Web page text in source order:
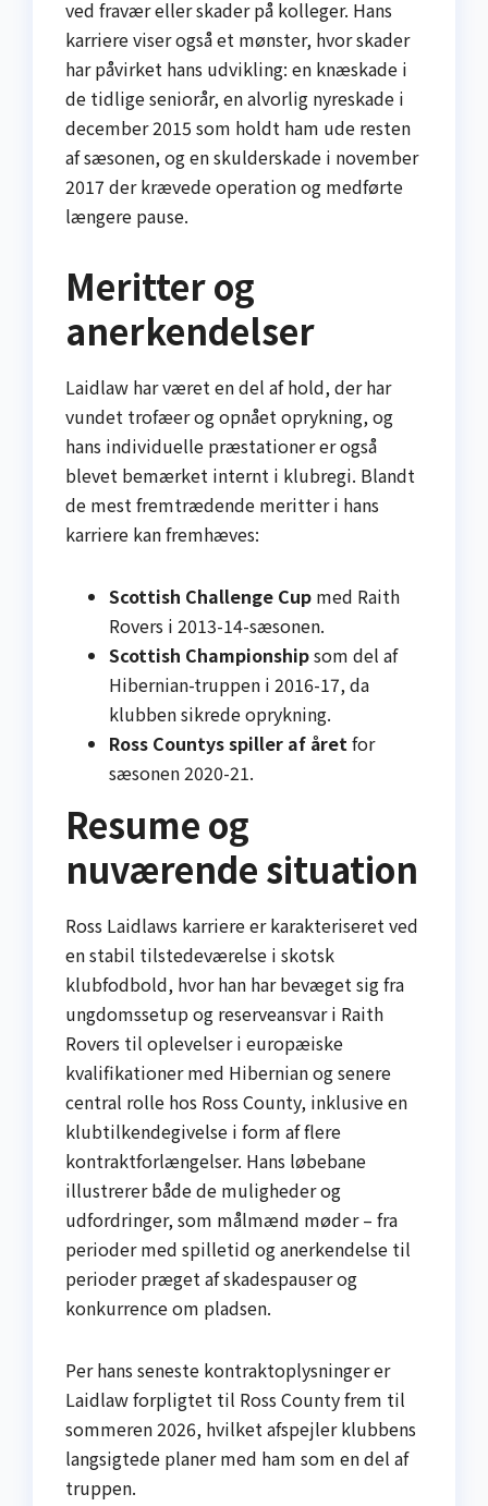
ved fravær eller skader på kolleger. Hans
karriere viser også et mønster, hvor skader
har påvirket hans udvikling: en knæskade i
de tidlige seniorår, en alvorlig nyreskade i
december 2015 som holdt ham ude resten
af sæsonen, og en skulderskade i november
2017 der krævede operation og medførte
længere pause.
Meritter og
anerkendelser
Laidlaw har været en del af hold, der har
vundet trofæer og opnået oprykning, og
hans individuelle præstationer er også
blevet bemærket internt i klubregi. Blandt
de mest fremtrædende meritter i hans
karriere kan fremhæves:
Scottish Challenge Cup med Raith
Rovers i 2013-14-sæsonen.
Scottish Championshipsom del af
Hibernian-truppen i 2016-17, da
klubben sikrede oprykning.
Ross Countys spiller af åretfor
sæsonen 2020-21.
Resume og
nuværende situation
Ross Laidlaws karriere er karakteriseret ved
en stabil tilstedeværelse i skotsk
klubfodbold, hvor han har bevæget sig fra
ungdomssetup og reserveansvar i Raith
Rovers til oplevelser i europæiske
kvalifikationer med Hibernian og senere
central rolle hos Ross County, inklusive en
klubtilkendegivelse i form af flere
kontraktforlængelser. Hans løbebane
illustrerer både de muligheder og
udfordringer, som målmænd møder – fra
perioder med spilletid og anerkendelse til
perioder præget af skadespauser og
konkurrence om pladsen.
Per hans seneste kontraktoplysninger er
Laidlaw forpligtet til Ross County frem til
sommeren 2026, hvilket afspejler klubbens
langsigtede planer med ham som en del af
truppen.